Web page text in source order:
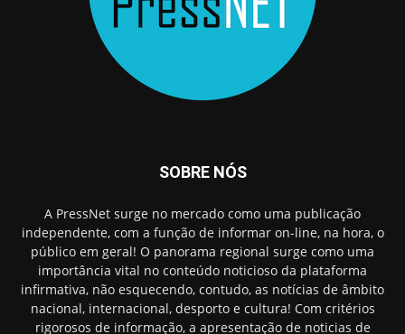
SOBRE NÓS
A PressNet surge no mercado como uma publicação
independente, com a função de informar on-line, na hora, o
público em geral! O panorama regional surge como uma
importância vital no conteúdo noticioso da plataforma
infirmativa, não esquecendo, contudo, as notícias de âmbito
nacional, internacional, desporto e cultura! Com critérios
rigorosos de informação, a apresentação de noticias de